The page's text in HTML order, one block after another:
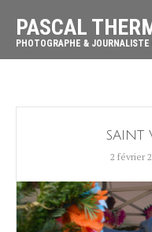
PASCAL
PHOTOGRAPHE &
SAINT
2 février